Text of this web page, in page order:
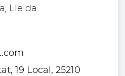
Lleida
19 Local, 25210